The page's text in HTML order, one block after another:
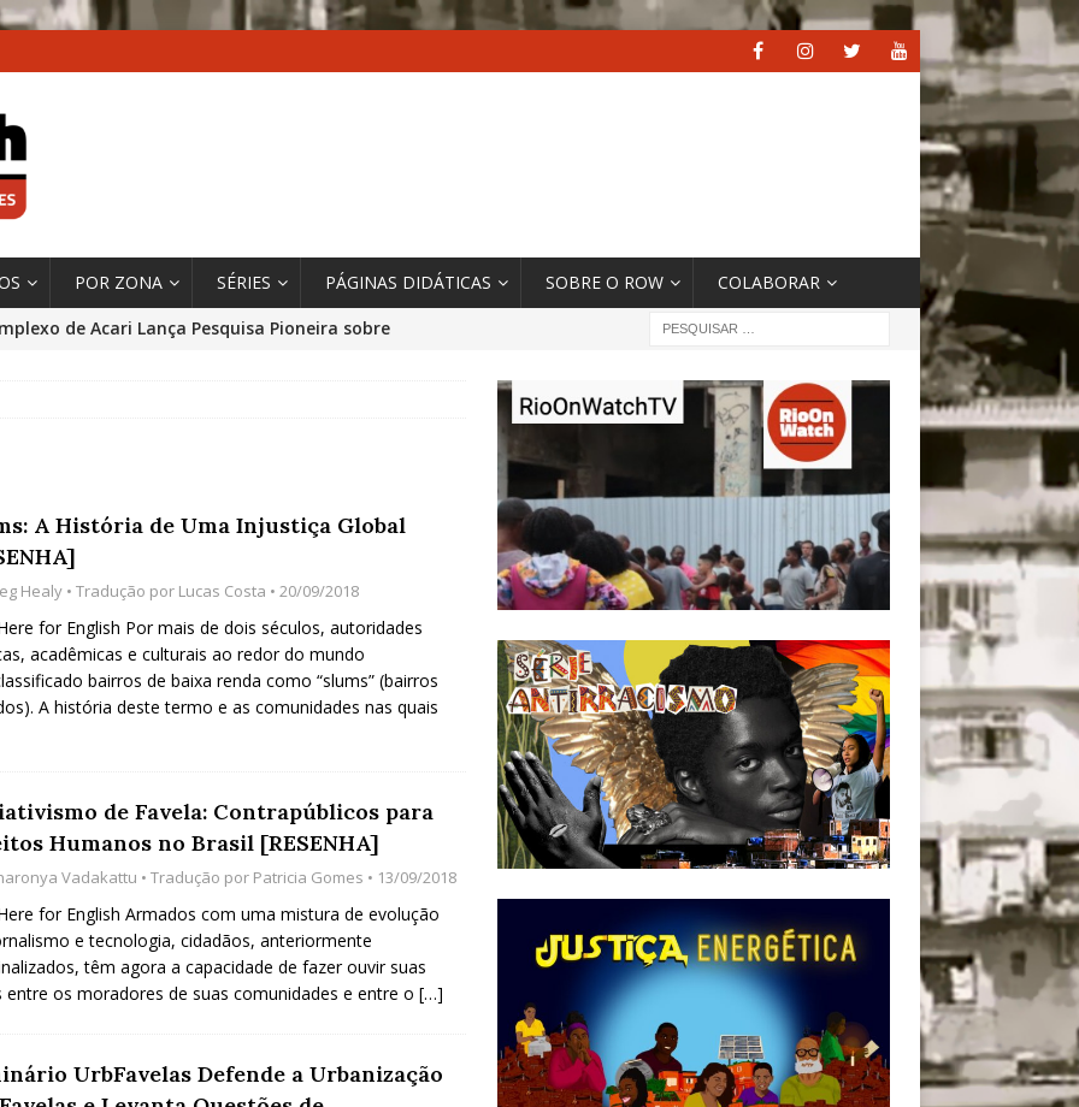
POR ZONA SÉRIES PÁGINAS DIDÁTICAS SOBRE O ROW COLABORAR
de Acari Lança Pesquisa Pioneira sobre
Cidades
*DESTAQUE
Começou com uma Praça em Ramos [OPINIÃO]
Agroecológico com os Povos das Águas Reúne
e Inauguração da Feira da Praia do Remanso
Nova Via Mobilidade 10 Anos Após Rio2016
A História de Uma Injustiça Global
Healy • Tradução por Lucas Costa • 20/09/2018
for English Por mais de dois séculos, autoridades
acadêmicas e culturais ao redor do mundo
bairros de baixa renda como “slums” (bairros
A história deste termo e as comunidades nas quais
de Favela: Contrapúblicos para
Humanos no Brasil [RESENHA]
Vadakattu • Tradução por Patricia Gomes • 13/09/2018
for English Armados com uma mistura de evolução
e tecnologia, cidadãos, anteriormente
têm agora a capacidade de fazer ouvir suas
entre os moradores de suas comunidades e entre o […]
UrbFavelas Defende a Urbanização